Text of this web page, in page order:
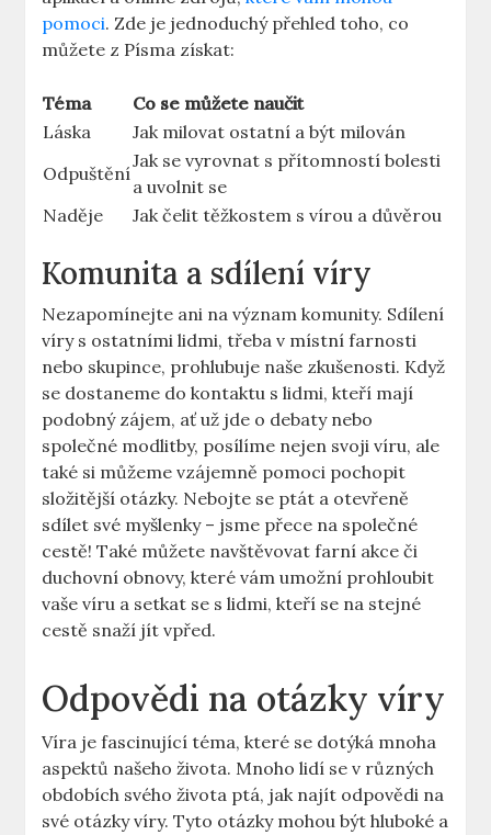
pomoci. Zde je jednoduchý přehled toho, co
můžete z Písma získat:
Téma
Co se můžete naučit
Láska
Jak milovat ostatní a být milován
Odpuštění
Jak se vyrovnat s přítomností bolesti
a uvolnit se
Naděje
Jak čelit těžkostem s vírou a důvěrou
Komunita a sdílení víry
Nezapomínejte ani na význam komunity. Sdílení
víry s ostatními lidmi, třeba v místní farnosti
nebo skupince, prohlubuje naše zkušenosti. Když
se dostaneme do kontaktu s lidmi, kteří mají
podobný zájem, ať už jde o debaty nebo
společné modlitby, posílíme nejen svoji víru, ale
také si můžeme vzájemně pomoci pochopit
složitější otázky. Nebojte se ptát a otevřeně
sdílet své myšlenky – jsme přece na společné
cestě! Také můžete navštěvovat farní akce či
duchovní obnovy, které vám umožní prohloubit
vaše víru a setkat se s lidmi, kteří se na stejné
cestě snaží jít vpřed.
Odpovědi na otázky víry
Víra je fascinující téma, které se dotýká mnoha
aspektů našeho života. Mnoho lidí se v různých
obdobích svého života ptá, jak najít odpovědi na
své otázky víry. Tyto otázky mohou být hluboké a